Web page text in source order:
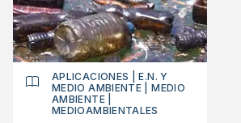
APLICACIONES |E.N. Y
MEDIO AMBIENTE |MEDIO
AMBIENTE|
MEDIOAMBIENTALES